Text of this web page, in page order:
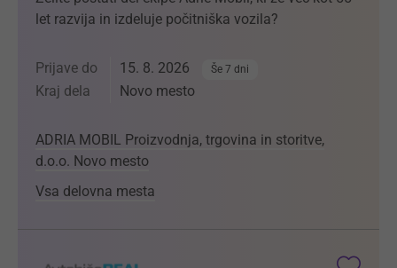
let razvija in izdeluje počitniška vozila?
Prijave do 15. 8. 2026 Še 7 dni
Kraj dela Novo mesto
ADRIA MOBIL Proizvodnja, trgovina in storitve,
d.o.o. Novo mesto
Vsa delovna mesta